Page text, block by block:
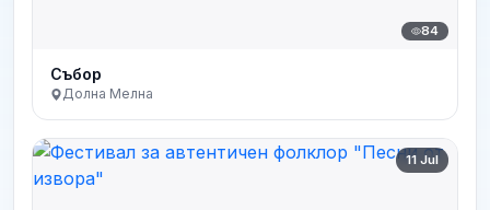
84
Събор
Долна Мелна
11 Jul